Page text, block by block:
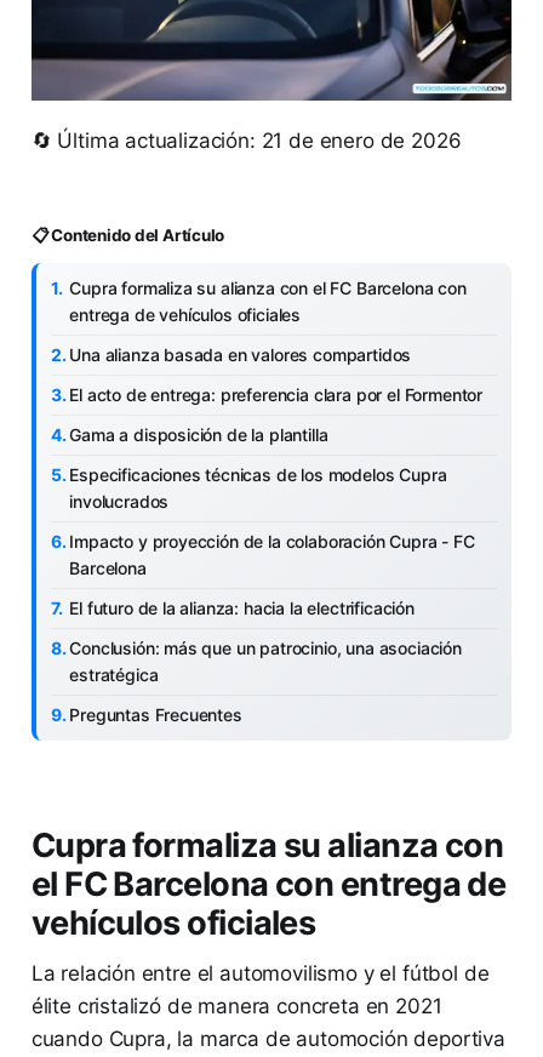
🔄 Última actualización: 21 de enero de 2026
📋 Contenido del Artículo
Cupra formaliza su alianza con el FC Barcelona con
entrega de vehículos oficiales
Una alianza basada en valores compartidos
El acto de entrega: preferencia clara por el Formentor
Gama a disposición de la plantilla
Especificaciones técnicas de los modelos Cupra
involucrados
Impacto y proyección de la colaboración Cupra - FC
Barcelona
El futuro de la alianza: hacia la electrificación
Conclusión: más que un patrocinio, una asociación
estratégica
Preguntas Frecuentes
Cupra formaliza su alianza con
el FC Barcelona con entrega de
vehículos oficiales
La relación entre el automovilismo y el fútbol de
élite cristalizó de manera concreta en 2021
cuando Cupra, la marca de automoción deportiva